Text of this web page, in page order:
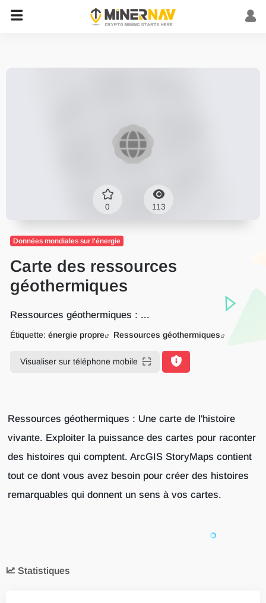
0 113
Données mondiales sur l'énergie
Carte des ressources
géothermiques
Ressources géothermiques : ...
Étiquette: énergie propre Ressources géothermiques
Visualiser sur téléphone mobile
Ressources géothermiques : Une carte de l'histoire
vivante. Exploiter la puissance des cartes pour raconter
des histoires qui comptent. ArcGIS StoryMaps contient
tout ce dont vous avez besoin pour créer des histoires
remarquables qui donnent un sens à vos cartes.
Statistiques